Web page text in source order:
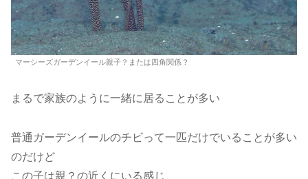
マーシーズガーデンイール親子？または四角関係？
まるで家族のように一緒に居ることが多い
普通ガーデンイールのチビって一匹だけでいることが多い
のだけど
この子は親？の近くにいる感じ